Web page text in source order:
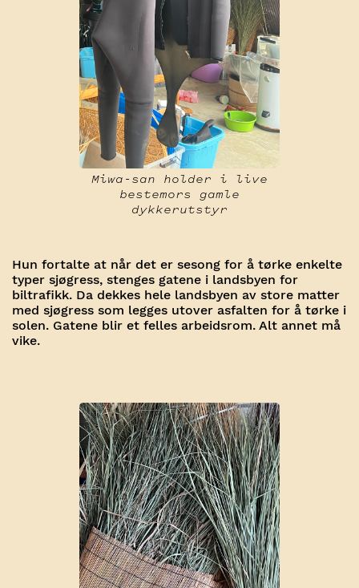
Miwa-san holder i live
bestemors gamle
dykkerutstyr
Hun fortalte at når det er sesong for å tørke enkelte
typer sjøgress, stenges gatene i landsbyen for
biltrafikk. Da dekkes hele landsbyen av store matter
med sjøgress som legges utover asfalten for å tørke i
solen. Gatene blir et felles arbeidsrom. Alt annet må
vike.